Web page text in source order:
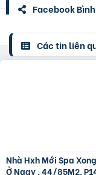
Facebook
Các tin liên
Nhà Hxh Mới Spa
Ở Ngay , 44/85M2,